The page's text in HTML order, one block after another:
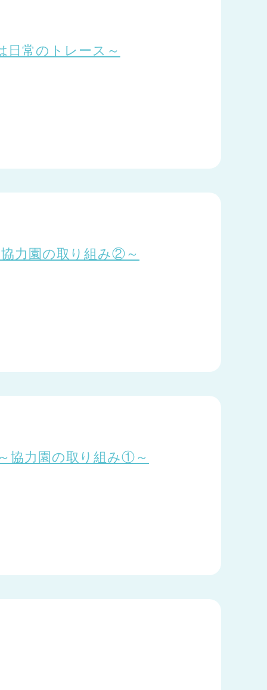
常のトレース～
力園の取り組み②～
協力園の取り組み①～